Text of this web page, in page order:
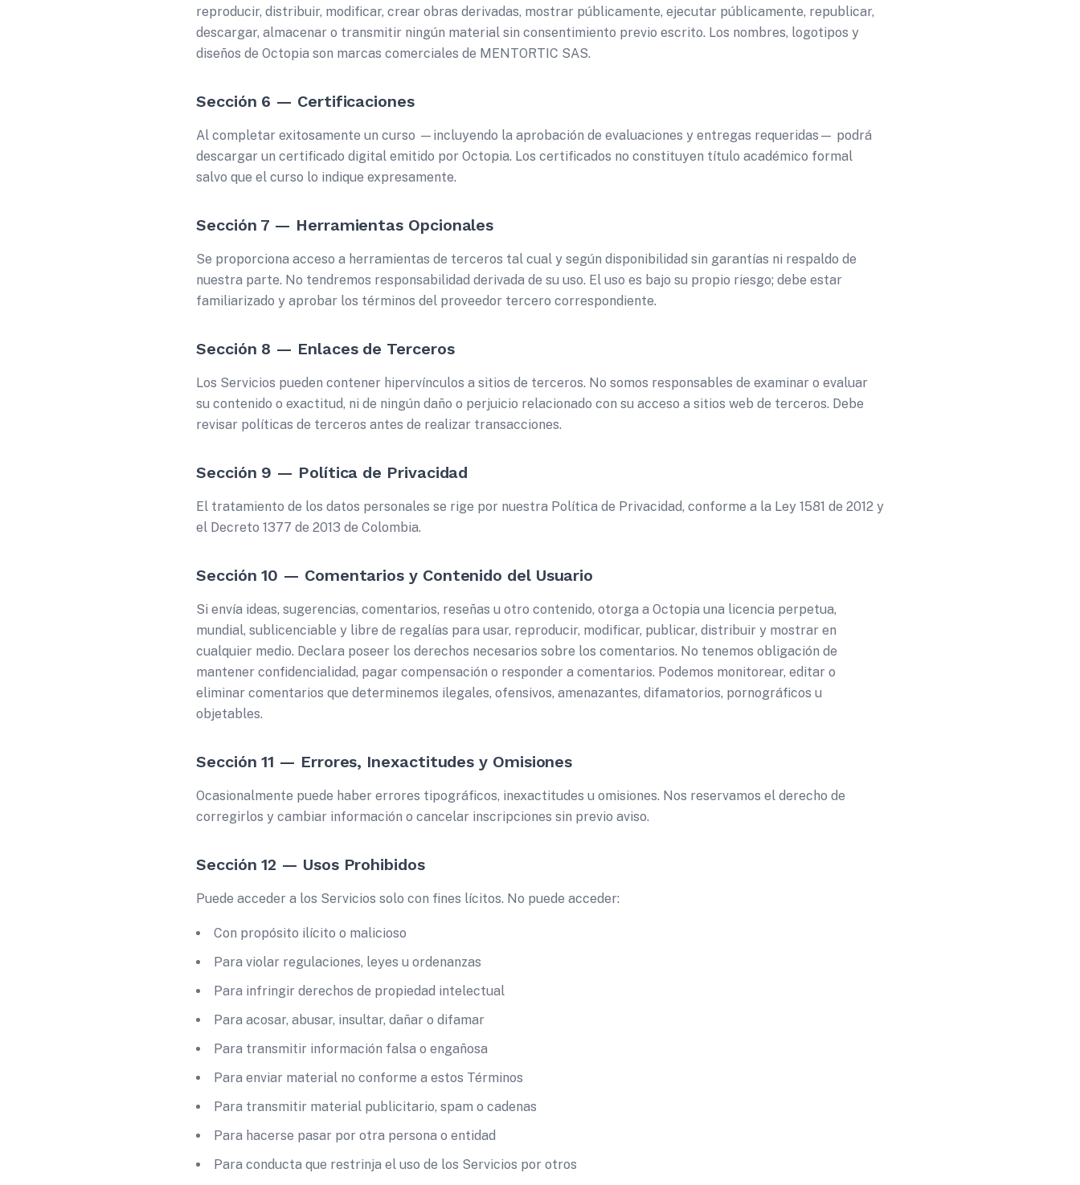
reproducir, distribuir, modificar, crear obras derivadas, mostrar públicamente, ejecutar públicamente, republicar,
descargar, almacenar o transmitir ningún material sin consentimiento previo escrito. Los nombres, logotipos y
diseños de Octopia son marcas comerciales de MENTORTIC SAS.
Sección 6 — Certificaciones
Al completar exitosamente un curso —incluyendo la aprobación de evaluaciones y entregas requeridas— podrá
descargar un certificado digital emitido por Octopia. Los certificados no constituyen título académico formal
salvo que el curso lo indique expresamente.
Sección 7 — Herramientas Opcionales
Se proporciona acceso a herramientas de terceros tal cual y según disponibilidad sin garantías ni respaldo de
nuestra parte. No tendremos responsabilidad derivada de su uso. El uso es bajo su propio riesgo; debe estar
familiarizado y aprobar los términos del proveedor tercero correspondiente.
Sección 8 — Enlaces de Terceros
Los Servicios pueden contener hipervínculos a sitios de terceros. No somos responsables de examinar o evaluar
su contenido o exactitud, ni de ningún daño o perjuicio relacionado con su acceso a sitios web de terceros. Debe
revisar políticas de terceros antes de realizar transacciones.
Sección 9 — Política de Privacidad
El tratamiento de los datos personales se rige por nuestra Política de Privacidad, conforme a la Ley 1581 de 2012 y
el Decreto 1377 de 2013 de Colombia.
Sección 10 — Comentarios y Contenido del Usuario
Si envía ideas, sugerencias, comentarios, reseñas u otro contenido, otorga a Octopia una licencia perpetua,
mundial, sublicenciable y libre de regalías para usar, reproducir, modificar, publicar, distribuir y mostrar en
cualquier medio. Declara poseer los derechos necesarios sobre los comentarios. No tenemos obligación de
mantener confidencialidad, pagar compensación o responder a comentarios. Podemos monitorear, editar o
eliminar comentarios que determinemos ilegales, ofensivos, amenazantes, difamatorios, pornográficos u
objetables.
Sección 11 — Errores, Inexactitudes y Omisiones
Ocasionalmente puede haber errores tipográficos, inexactitudes u omisiones. Nos reservamos el derecho de
corregirlos y cambiar información o cancelar inscripciones sin previo aviso.
Sección 12 — Usos Prohibidos
Puede acceder a los Servicios solo con fines lícitos. No puede acceder:
Con propósito ilícito o malicioso
Para violar regulaciones, leyes u ordenanzas
Para infringir derechos de propiedad intelectual
Para acosar, abusar, insultar, dañar o difamar
Para transmitir información falsa o engañosa
Para enviar material no conforme a estos Términos
Para transmitir material publicitario, spam o cadenas
Para hacerse pasar por otra persona o entidad
Para conducta que restrinja el uso de los Servicios por otros